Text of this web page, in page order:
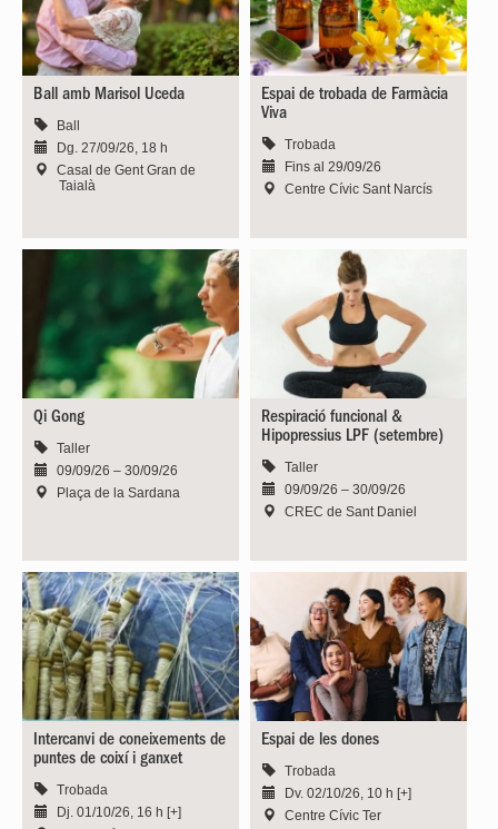
Ball amb Marisol Uceda
Ball
Dg. 27/09/26, 18 h
Casal de Gent Gran de
Taialà
Espai de trobada de Farmàcia
Viva
Trobada
Fins al 29/09/26
Centre Cívic Sant Narcís
Qi Gong
Taller
09/09/26 – 30/09/26
Plaça de la Sardana
Respiració funcional &
Hipopressius LPF (setembre)
Taller
09/09/26 – 30/09/26
CREC de Sant Daniel
Intercanvi de coneixements de
puntes de coixí i ganxet
Trobada
Dj. 01/10/26, 16 h [+]
Espai de les dones
Trobada
Dv. 02/10/26, 10 h [+]
Centre Cívic Ter